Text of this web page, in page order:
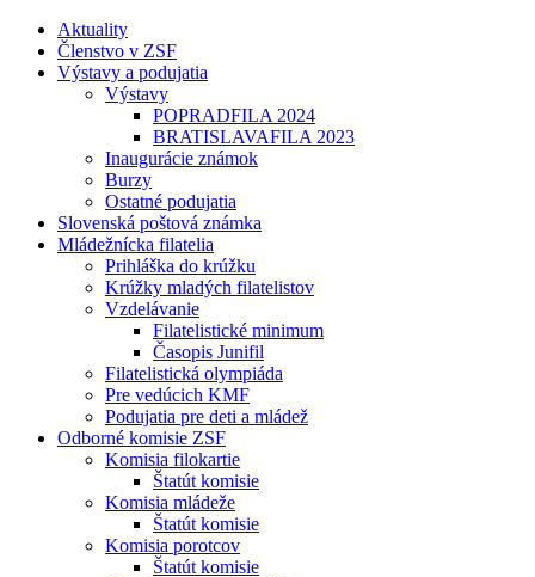
Aktuality
Členstvo v ZSF
Výstavy a podujatia
Výstavy
POPRADFILA 2024
BRATISLAVAFILA 2023
Inaugurácie známok
Burzy
Ostatné podujatia
Slovenská poštová známka
Mládežnícka filatelia
Prihláška do krúžku
Krúžky mladých filatelistov
Vzdelávanie
Filatelistické minimum
Časopis Junifil
Filatelistická olympiáda
Pre vedúcich KMF
Podujatia pre deti a mládež
Odborné komisie ZSF
Komisia filokartie
Štatút komisie
Komisia mládeže
Štatút komisie
Komisia porotcov
Štatút komisie